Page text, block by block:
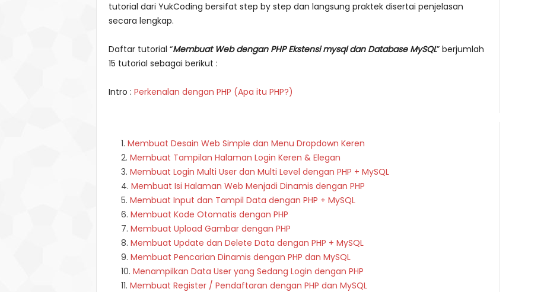
tutorial dari YukCoding bersifat step by step dan langsung praktek disertai penjelasan
secara lengkap.
Daftar tutorial “Membuat Web dengan PHP Ekstensi mysql dan Database MySQL” berjumlah
15 tutorial sebagai berikut :
Intro : Perkenalan dengan PHP (Apa itu PHP?)
Membuat Desain Web Simple dan Menu Dropdown Keren
Membuat Tampilan Halaman Login Keren & Elegan
Membuat Login Multi User dan Multi Level dengan PHP + MySQL
Membuat Isi Halaman Web Menjadi Dinamis dengan PHP
Membuat Input dan Tampil Data dengan PHP + MySQL
Membuat Kode Otomatis dengan PHP
Membuat Upload Gambar dengan PHP
Membuat Update dan Delete Data dengan PHP + MySQL
Membuat Pencarian Dinamis dengan PHP dan MySQL
Menampilkan Data User yang Sedang Login dengan PHP
Membuat Register / Pendaftaran dengan PHP dan MySQL